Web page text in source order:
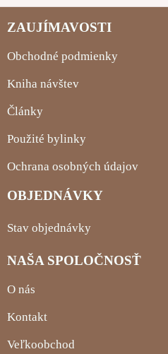
ZAUJÍMAVOSTI
Obchodné podmienky
Kniha návštev
Články
Použité bylinky
Ochrana osobných údajov
OBJEDNÁVKY
Stav objednávky
NAŠA SPOLOČNOSŤ
O nás
Kontakt
Veľkoobchod